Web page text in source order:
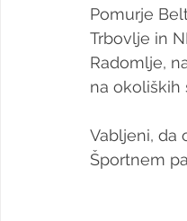
Pomurje
Trbovlje in
Radomlje,
na okoliških
Vabljeni, da
Športnem